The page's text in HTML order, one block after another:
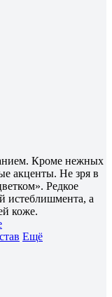
Кроме нежных
акценты. Не зря в
Редкое
истеблишмента, а
коже.
Ещё